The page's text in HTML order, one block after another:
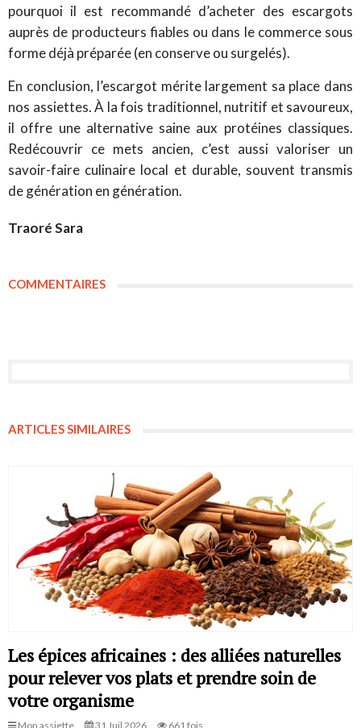
pourquoi il est recommandé d’acheter des escargots
auprès de producteurs fiables ou dans le commerce sous
forme déjà préparée (en conserve ou surgelés).
En conclusion, l’escargot mérite largement sa place dans
nos assiettes. À la fois traditionnel, nutritif et savoureux,
il offre une alternative saine aux protéines classiques.
Redécouvrir ce mets ancien, c’est aussi valoriser un
savoir-faire culinaire local et durable, souvent transmis
de génération en génération.
Traoré Sara
COMMENTAIRES
ARTICLES SIMILAIRES
Les épices africaines : des alliées naturelles
pour relever vos plats et prendre soin de
votre organisme
Mon assiette 31 Juil 2026 661 fois